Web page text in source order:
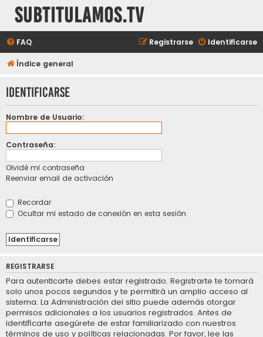
subtitulamos.tv
FAQ Identificarse
Registrarse
Índice general
Identificarse
Nombre de Usuario:
Contraseña:
Olvidé mi contraseña
Reenviar email de activación
Recordar
Ocultar mi estado de conexión en esta sesión
REGISTRARSE
Para autenticarte debes estar registrado. Registrarte te tomará
solo unos pocos segundos y te permitirá un amplio acceso al
sistema. La Administración del sitio puede además otorgar
permisos adicionales a los usuarios registrados. Antes de
identificarte asegúrete de estar familiarizado con nuestros
términos de uso y políticas relacionadas. Por favor, lee las